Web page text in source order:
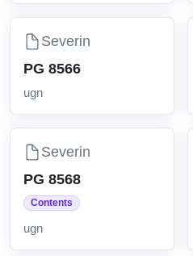
Severin
PG 8566
ugn
Severin
PG 8568
Contents
ugn